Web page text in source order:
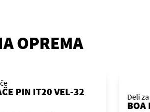
OPREMA
PIN IT20 VEL-32
Deli
BOA